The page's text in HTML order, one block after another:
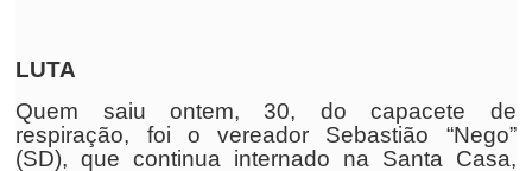
LUTA
Quem saiu ontem, 30, do capacete de
respiração, foi o vereador Sebastião “Nego”
(SD), que continua internado na Santa Casa,